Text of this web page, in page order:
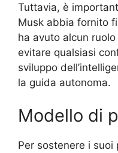
Tuttavia, è
Musk abbia fornito
ha avuto alcun
evitare qualsiasi
sviluppo
la guida autonoma.
Modello di
Per sostenere i